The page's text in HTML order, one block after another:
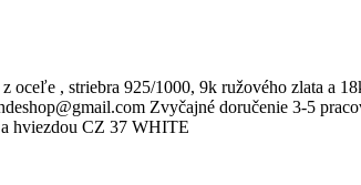
oceľe , striebra 925/1000, 9k ružového zlata a
Zvyčajné doručenie 3-5
hviezdou CZ 37 WHITE